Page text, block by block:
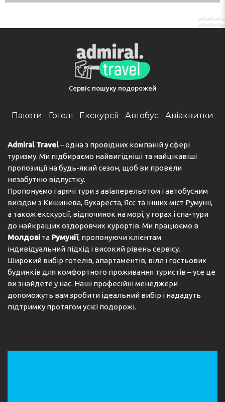
heated) of the outdoor pool area make for soothing
available. Guests can unwind in the on-site hot tub.
Copyright GIATA 2004 - 2025. Multilingual, powered by
www.giata.com for client no. 124971
Payment
MasterCard is accepted as payment at the complex.
Rico, Spain
Телефон:+34928561249
Сервіс пошуку подорожей
Пакети Готелі Екскурсії Автобус Авіаквитки
Admiral Travel– одна з провідних компаній у сфері
туризму. Ми підбираємо найвигідніші та найцікавіші
пропозиції на будь-який сезон, щоб ви провели
незабутню відпустку.
Пропонуємо гарячі тури з авіаперельотом і автобусним
виїздом з Кишинева, Бухареста, Ясс та інших міст Румунії,
а також екскурсії, відпочинок на морі, у горах і спа-тури
до найкращих оздоровчих курортів. Ми працюємо в
Молдові та Румунії, пропонуючи клієнтам
індивідуальний підхід і високий рівень сервісу.
Широкий вибір готелів, апартаментів, вілл і гостьових
будинків для комфортного проживання туристів – усе це
ви знайдете у нас. Наші професійні менеджери
допоможуть вам зробити ідеальний вибір і нададуть
підтримку протягом усієї подорожі.